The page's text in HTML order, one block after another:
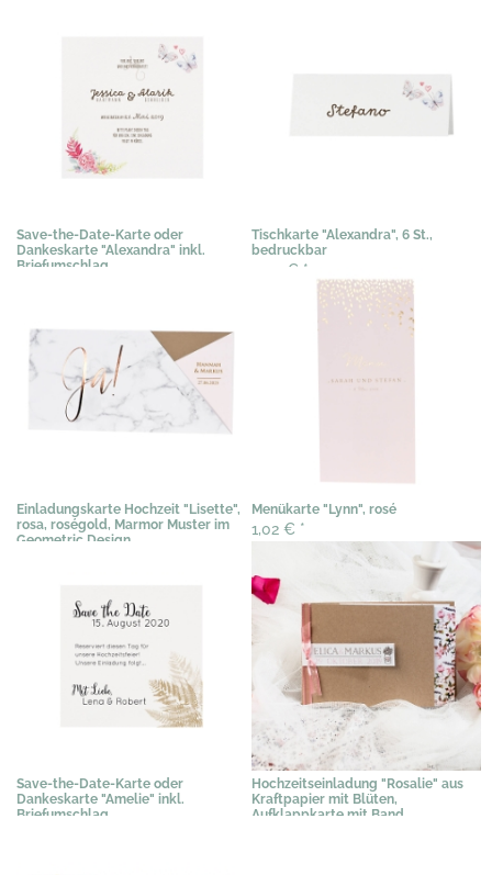
Save-the-Date-Karte oder
Dankeskarte "Alexandra" inkl.
Briefumschlag
Tischkarte "Alexandra", 6 St.,
bedruckbar
3,03 € *
Einladungskarte Hochzeit "Lisette",
rosa, roségold, Marmor Muster im
Geometric Design
Menükarte "Lynn", rosé
1,02 € *
Save-the-Date-Karte oder
Dankeskarte "Amelie" inkl.
Briefumschlag
Hochzeitseinladung "Rosalie" aus
Kraftpapier mit Blüten,
Aufklappkarte mit Band